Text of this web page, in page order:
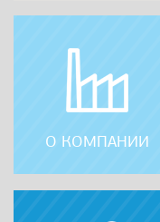
О КОМПАНИИ